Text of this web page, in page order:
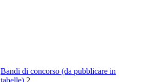
Bandi di concorso (da pubblicare in